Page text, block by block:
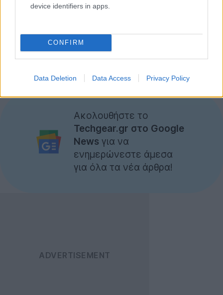
device identifiers in apps.
CONFIRM
Data Deletion Data Access Privacy Policy
Από πλευράς Apple δεν υπάρχει καμία επίσημη
αλλά το γεγονός ότι μια κατασκευάστρια εταιρία
ασχολείται με την παραγωγή οθονών 3D που είναι
συμβατές με το iPad, σίγουρα αφήνει ανοιχτό ένα
NetbookNews ]
Ακολουθήστε το
Techgear.gr στο Google
News για να
ενημερώνεστε άμεσα
για όλα τα νέα άρθρα!